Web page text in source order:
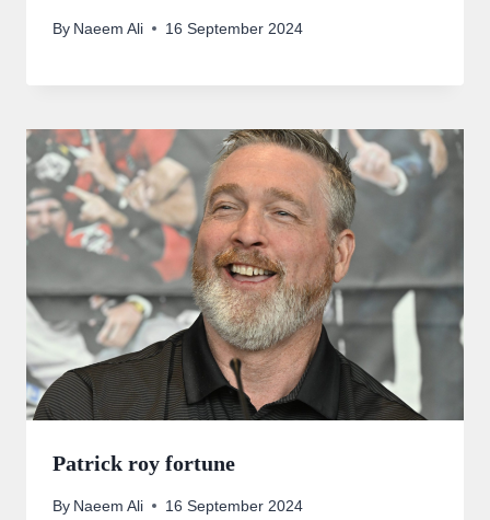
By Naeem Ali 16 September 2024
Patrick roy fortune
By Naeem Ali 16 September 2024